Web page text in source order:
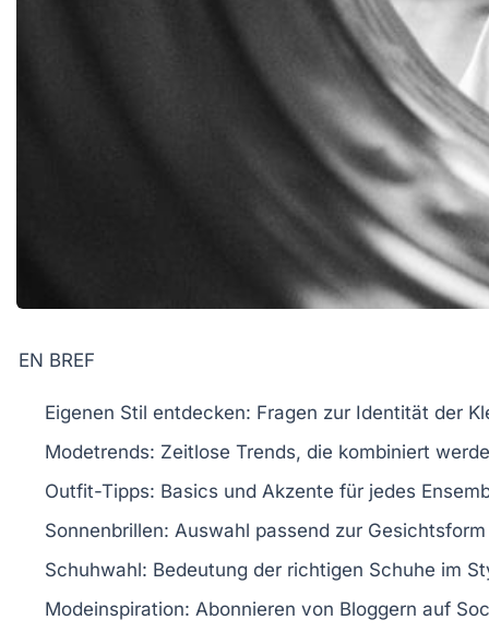
EN BREF
Eigenen Stil entdecken: Fragen zur Identität der
Modetrends: Zeitlose Trends, die kombiniert
Outfit-Tipps: Basics und Akzente für jedes
Sonnenbrillen: Auswahl passend zur Gesichtsform
Schuhwahl: Bedeutung der richtigen Schuhe im
Modeinspiration: Abonnieren von Bloggern auf